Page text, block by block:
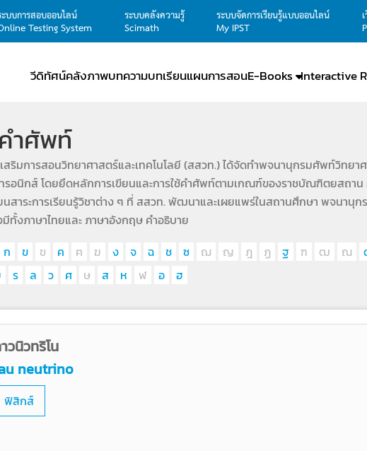
บบการสอบออนไลน์
Testing System
ระบบคลังความรู้
Scimath
ระบบจัดการเรียนรู้แบบออนไลน์
My IPST
วีดิทัศน์คลังภาพบทความบทเรียนแผนการสอนE-Books Interactive
ำศัพท์
ริมการสอนวิทยาศาสตร์และเทคโนโลยี (สสวท.) ได้จัดทำพจนานุกรมศัพท์วิทย
รอนิกส์ โดยยึดหลักการเขียนและการใช้คำศัพท์ตามเกณฑ์ของราชบัณฑิตยสถา
นสาระการเรียนรู้วิชาต่าง ๆ ที่ สสวท. พัฒนาและเผยแพร่ในสถานศึกษา พจนา
งภาษาไทยและ ภาษาอังกฤษ คำอธิบาย
ก
ข ฃ ค ฅ ฆ ง จ ฉ ช ซ ฌ ญ ฎ ฏ ฐ ฑ ฒ ณ
ร ล ว ศ ษ ส ห ฬ อ ฮ
วนิวทริโน
neutrino
ฟิสิกส์